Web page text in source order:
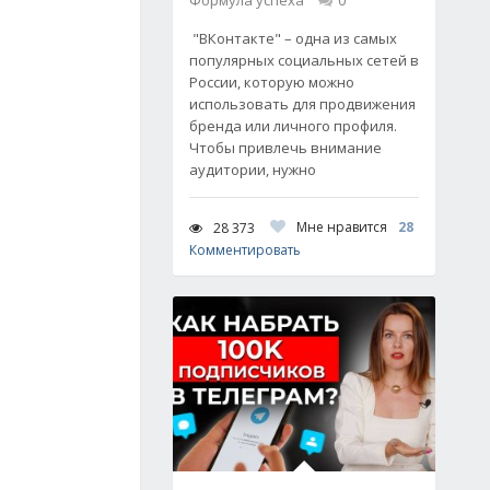
"ВКонтакте" – одна из самых
популярных социальных сетей в
России, которую можно
использовать для продвижения
бренда или личного профиля.
Чтобы привлечь внимание
аудитории, нужно
28 373 Мне нравится
28
Комментировать